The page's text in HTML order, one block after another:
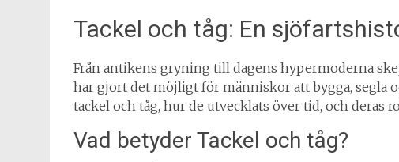
Tackel och tåg: En
Från antikens gryning till dagens hypermoderna
har gjort det möjligt för människor att bygga, segla
tackel och tåg, hur de utvecklats över tid, och deras
Vad betyder Tackel och tåg?